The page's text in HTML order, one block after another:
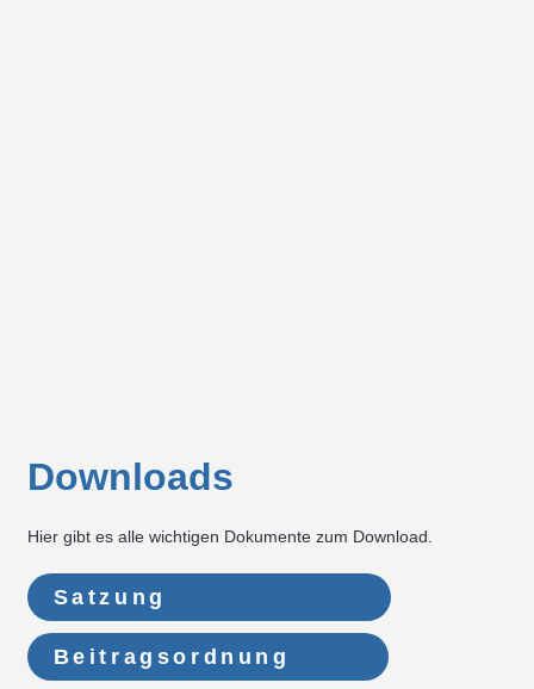
Downloads
Hier gibt es alle wichtigen Dokumente zum Download.
Satzung
Beitragsordnung